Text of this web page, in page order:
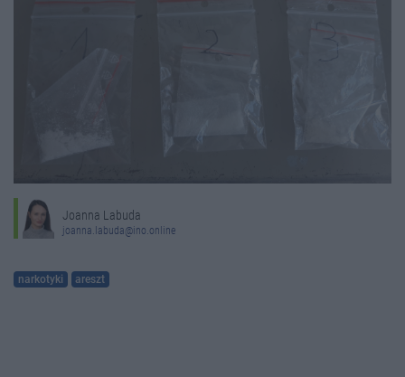
Joanna Labuda
joanna.labuda@ino.online
narkotyki areszt